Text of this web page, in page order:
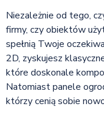
Niezależnie od tego,
firmy, czy obiektów
spełnią Twoje
2D, zyskujesz
które doskonale
Natomiast panele
którzy cenią sobie